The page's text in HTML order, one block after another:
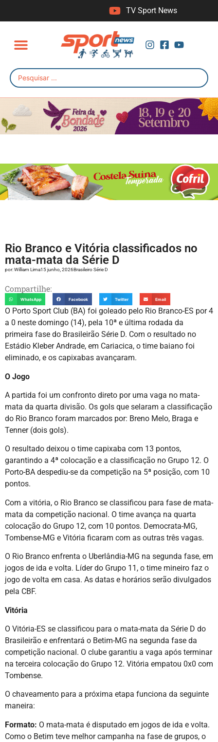
TV Sport News
Rio Branco e Vitória classificados no
mata-mata da Série D
por:William Lima15 junho, 2026Brasileiro Série D
Compartilhe:
WhatsApp Facebook Twitter Email
O Porto Sport Club (BA) foi goleado pelo Rio Branco-ES por 4
a 0 neste domingo (14), pela 10ª e última rodada da
primeira fase do Brasileirão Série D. Com o resultado no
Estádio Kleber Andrade, em Cariacica, o time baiano foi
eliminado, e os capixabas avançaram.
O Jogo
A partida foi um confronto direto por uma vaga no mata-
mata da quarta divisão. Os gols que selaram a classificação
do Rio Branco foram marcados por: Breno Melo, Braga e
Tenner (dois gols).
O resultado deixou o time capixaba com 13 pontos,
garantindo a 4ª colocação e a classificação no Grupo 12. O
Porto-BA despediu-se da competição na 5ª posição, com 10
pontos.
Com a vitória, o Rio Branco se classificou para fase de mata-
mata da competição nacional. O time avança na quarta
colocação do Grupo 12, com 10 pontos. Democrata-MG,
Tombense-MG e Vitória ficaram com as outras três vagas.
O Rio Branco enfrenta o Uberlândia-MG na segunda fase, em
jogos de ida e volta. Líder do Grupo 11, o time mineiro faz o
jogo de volta em casa. As datas e horários serão divulgados
pela CBF.
Vitória
O Vitória-ES se classificou para o mata-mata da Série D do
Brasileirão e enfrentará o Betim-MG na segunda fase da
competição nacional. O clube garantiu a vaga após terminar
na terceira colocação do Grupo 12. Vitória empatou 0x0 com
Tombense.
O chaveamento para a próxima etapa funciona da seguinte
maneira:
Formato: O mata-mata é disputado em jogos de ida e volta.
Como o Betim teve melhor campanha na fase de grupos, o